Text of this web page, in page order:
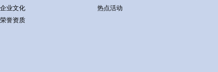
企业文化
荣誉资质
热点活动